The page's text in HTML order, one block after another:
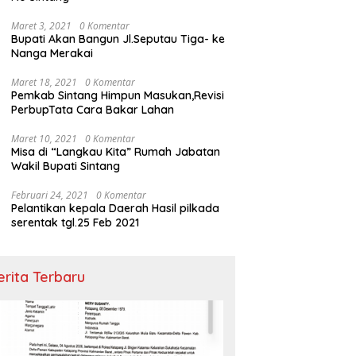
Maret 3, 2021 0 Komentar
Bupati Akan Bangun Jl.Seputau Tiga- ke
Nanga Merakai
Maret 18, 2021 0 Komentar
Pemkab Sintang Himpun Masukan,Revisi
PerbupTata Cara Bakar Lahan
Maret 10, 2021 0 Komentar
Misa di “Langkau Kita” Rumah Jabatan
Wakil Bupati Sintang
Februari 24, 2021 0 Komentar
Pelantikan kepala Daerah Hasil pilkada
serentak tgl.25 Feb 2021
Terbaru